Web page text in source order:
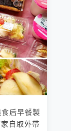
后早餐製
自取外帶